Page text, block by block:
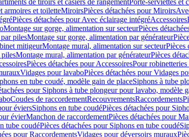
de tiroirs et casiers de rangementPorte-serviettes et
armoires et toiletteMiroirsPièces détachées pour Miroirs
Pièces détachées pour Avec éclairage intégréAccessoires
Montage sur gorge, alimentation sur secteurPièces
pilesMontage sur gorge, alimentation par générateur
mitigeurMontage mural, alimentation sur secteurPièces
Montage mural, alimentation par générateurPièces
Pièces détachées pour AccessoiresPour
Vidages pour lavaboPièces détachées pour Vidages
en tube coudé, modèle gain de placeSiphons à tube
pour Siphons à tube plongeur pour lavabo, modèle
Coudes de raccordementRecouvrementsRaccordements
éviersSiphons en tube coudéPièces détachées pour
évierManchon de raccordementPièces détachées pour
tube coudéPièces détachées pour Siphons en tube coudé
pour RaccordementsVidages pour déversoirs muraux